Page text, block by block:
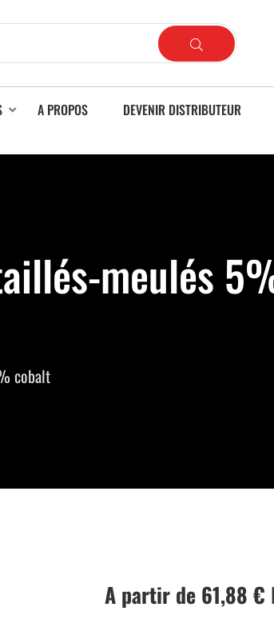
A PROPOS
DEVENIR DISTRIBUTEUR
meulés
cobalt
A partir de 61,88 €